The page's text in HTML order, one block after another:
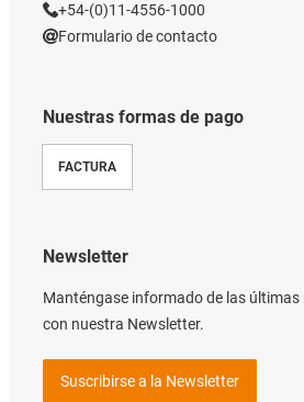
Nuestras formas de pago
FACTURA
+54-(0)11-4556-1000
Formulario de contacto
Newsletter
Manténgase informado de las
con nuestra Newsletter.
Suscribirse a la Newsletter